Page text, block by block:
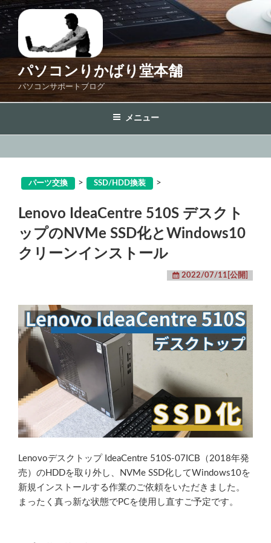
コ
ン
テ
ス
プ
パソコンりかばり堂本舗
パソコンサポートブログ
メニュー
パーツ交換 > SSD/HDD換装 >
Lenovo IdeaCentre 510S デスクト
ップのNVMe SSD化とWindows10
クリーンインストール
2022/07/11[公開]
Lenovoデスクトップ IdeaCentre 510S-07ICB（2018年発
売）のHDDを取り外し、NVMe SSD化してWindows10を
新規インストールする作業のご依頼をいただきました。
まったく真っ新な状態でPCを使用し直すご予定です。